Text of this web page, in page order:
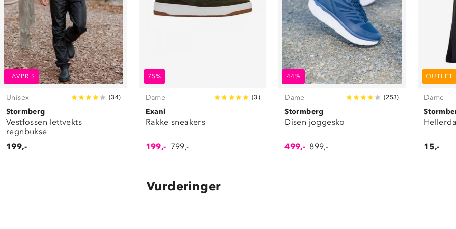
LAVPRIS
Unisex (34)
Stormberg
Vestfossen lettvekts
regnbukse
199,-
75%
Dame (3)
Exani
Rakke sneakers
199,- 799,-
44%
Dame (253)
Stormberg
Disen joggesko
499,- 899,-
OUTLET
Dame
15,-
Vurderinger